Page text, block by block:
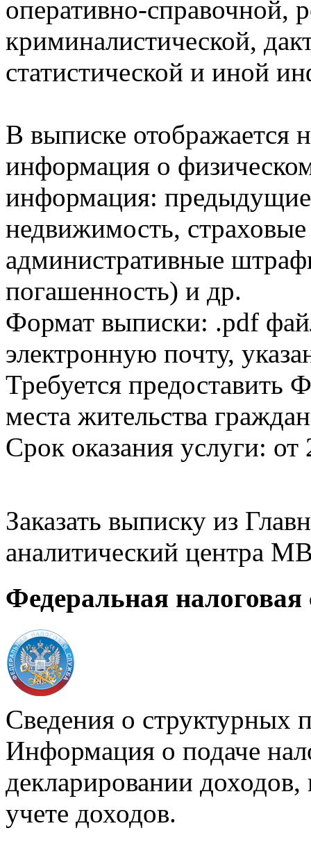
оперативно-справочной,
криминалистической,
статистической и иной
В выписке отображается
информация о
информация:
недвижимость,
административные
погашенность) и др.
Формат выписки: .pdf
электронную почту,
Требуется
места жительства
Срок оказания услуги: от
Заказать выписку из
аналитический центра
Федеральная налоговая
Сведения о структурных
Информация о подаче
декларировании доходов,
учете доходов.